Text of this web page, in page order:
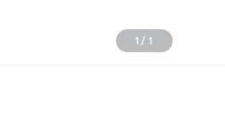
1 / 1